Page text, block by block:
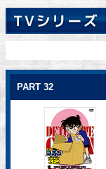
PART 32